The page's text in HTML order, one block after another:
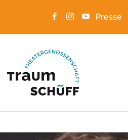
   Presse